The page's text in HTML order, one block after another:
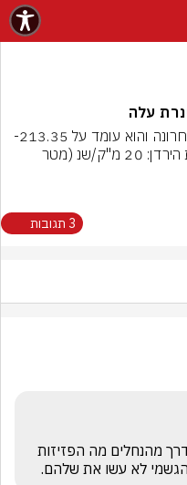
עלה
3 תגובות
לא עשו את שלהם.